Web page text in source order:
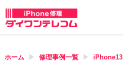
ホーム 修理事例一覧 iPhone13